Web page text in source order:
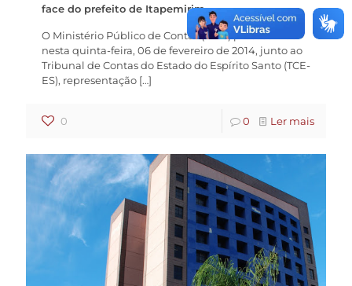
face do prefeito de Itapemirim
O Ministério Público de Contas (MPC) protocolizou
nesta quinta-feira, 06 de fevereiro de 2014, junto ao
Tribunal de Contas do Estado do Espírito Santo (TCE-
ES), representação […]
0 0 Ler mais